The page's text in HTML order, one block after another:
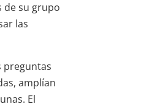
de su grupo
las
preguntas
amplían
El